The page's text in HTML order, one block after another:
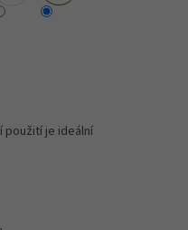
použití je ideální